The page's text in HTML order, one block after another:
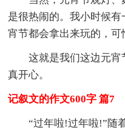
是很热闹的。我小时候
宵节都会拿出来玩的，可
这就是我们这边元宵
真开心。
记叙文的作文600字 篇7
“过年啦!过年啦!”随